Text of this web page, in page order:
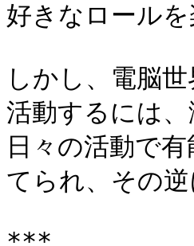
好きなロール
しかし、電脳
活動するには
日々の活動で
てられ、その